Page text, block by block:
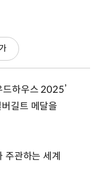
(새
창
드하우스 2025’
길트 메달을
주관하는 세계